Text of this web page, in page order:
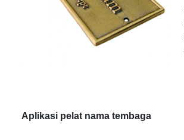
Aplikasi pelat nama tembaga